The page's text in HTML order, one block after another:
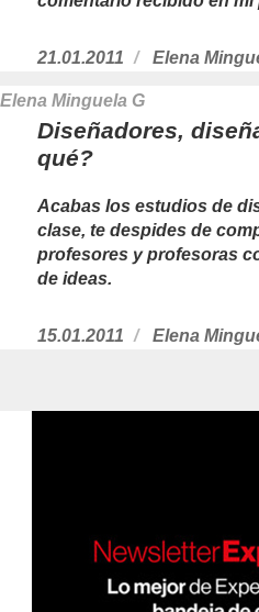
Publicado
21.01.2011 https://
Elena
Elena Minguela G
Diseñadores,
qué?
Acabas los estudios de
clase, te despides de
profesores y profesoras
de ideas.
Publicado
15.01.2011 https://
Elena